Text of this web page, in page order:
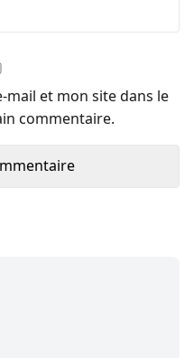
et mon site dans le
commentaire.